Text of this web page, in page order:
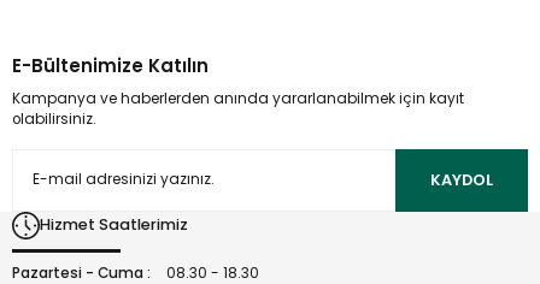
kullanarak tarafımıza iletebilirsiniz.
Görüş ve önerileriniz için teşekkür ederiz.
Ürün açıklamasında eksik bilgiler bulunuyor.
Bu ürüne benzer farklı alternatifler olmalı.
E-Bültenimize Katılın
Kampanya ve haberlerden anında yararlanabilmek için kayıt
olabilirsiniz.
KAYDOL
Hizmet Saatlerimiz
Pazartesi - Cuma :
08.30 - 18.30